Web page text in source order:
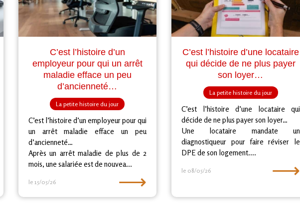
C’est l’histoire d’un
employeur pour qui un arrêt
maladie efface un peu
d’ancienneté…
La petite histoire du jour
C’est l’histoire d’un employeur pour qui
un arrêt maladie efface un peu
d’ancienneté…
Après un arrêt maladie de plus de 2
mois, une salariée est de nouvea...
le 15/05/26 ⟶
C’est l’histoire d’une locataire
qui décide de ne plus payer
son loyer…
La petite histoire du jour
C’est l’histoire d’une locataire qui
décide de ne plus payer son loyer…
Une locataire mandate un
diagnostiqueur pour faire réviser le
DPE de son logement....
le 08/05/26 ⟶